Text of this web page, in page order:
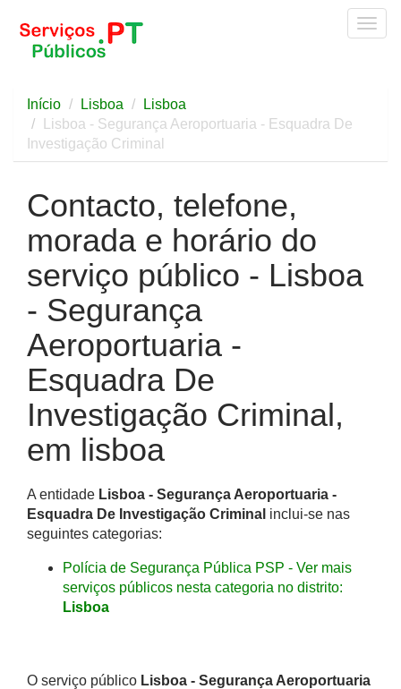
Início Lisboa
Lisboa
Lisboa - Segurança Aeroportuaria - Esquadra De
Investigação Criminal
Contacto, telefone,
morada e horário do
serviço público - Lisboa
- Segurança
Aeroportuaria -
Esquadra De
Investigação Criminal,
em lisboa
A entidade Lisboa - Segurança Aeroportuaria -
Esquadra De Investigação Criminal inclui-se nas
seguintes categorias:
Polícia de Segurança Pública PSP - Ver mais
serviços públicos nesta categoria no distrito:
Lisboa
O serviço público Lisboa - Segurança Aeroportuaria